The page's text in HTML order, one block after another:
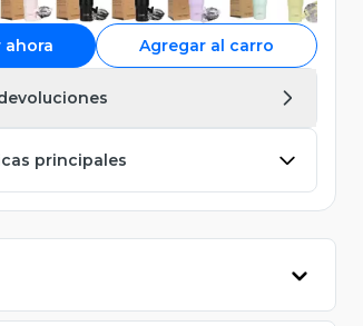
ahora Agregar al carro
principales